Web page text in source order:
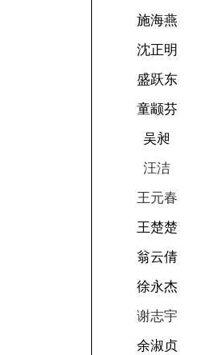
施海燕
沈正明
盛跃东
童颛芬
吴昶
汪洁
王元春
王楚楚
翁云倩
徐永杰
谢志宇
余淑贞